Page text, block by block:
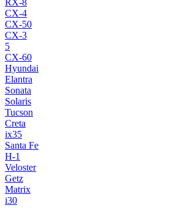
RX-8
CX-4
CX-50
CX-3
5
CX-60
Hyundai
Elantra
Sonata
Solaris
Tucson
Creta
ix35
Santa Fe
H-1
Veloster
Getz
Matrix
i30